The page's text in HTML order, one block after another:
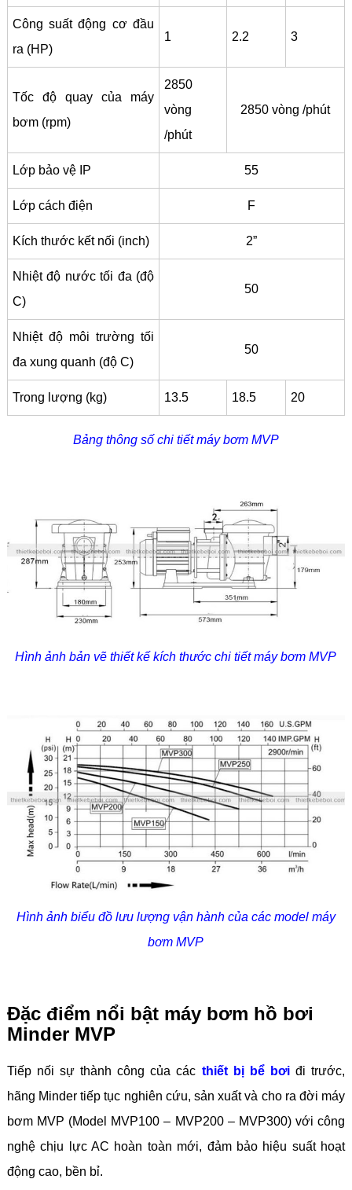
Công suất động cơ đầu
ra (HP)
1 2.2 3
Tốc độ quay của máy
bơm (rpm)
2850
vòng
/phút
2850 vòng /phút
Lớp bảo vệ IP 55
Lớp cách điện F
Kích thước kết nối (inch) 2”
Nhiệt độ nước tối đa (độ
C)
50
Nhiệt độ môi trường tối
đa xung quanh (độ C)
50
Trong lượng (kg) 13.5 18.5 20
Bảng thông số chi tiết máy bơm MVP
Hình ảnh bản vẽ thiết kế kích thước chi tiết máy bơm MVP
Hình ảnh biểu đồ lưu lượng vận hành của các model máy
bơm MVP
Đặc điểm nổi bật máy bơm hồ bơi
Minder MVP
Tiếp nối sự thành công của các thiết bị bể bơiđi trước,
hãng Minder tiếp tục nghiên cứu, sản xuất và cho ra đời máy
bơm MVP (Model MVP100 – MVP200 – MVP300) với công
nghệ chịu lực AC hoàn toàn mới, đảm bảo hiệu suất hoạt
động cao, bền bỉ.